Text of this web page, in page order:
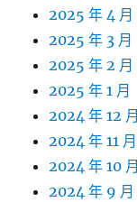
2025 年 4 月
2025 年 3 月
2025 年 2 月
2025 年 1 月
2024 年 12 月
2024 年 11 月
2024 年 10 月
2024 年 9 月